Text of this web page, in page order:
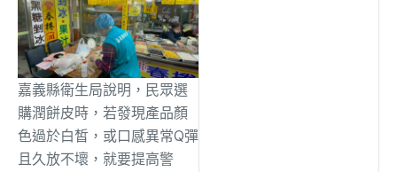
嘉義縣衛生局說明，民眾選
購潤餅皮時，若發現產品顏
色過於白皙，或口感異常Q彈
且久放不壞，就要提高警